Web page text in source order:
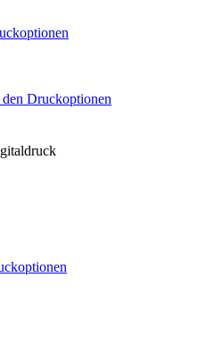
Druckoptionen